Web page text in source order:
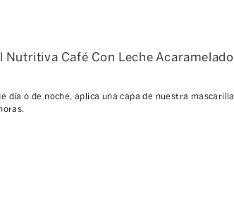
Nutritiva Café Con Leche Acaramelado
día o de noche, aplica una capa de nuestra mascarilla